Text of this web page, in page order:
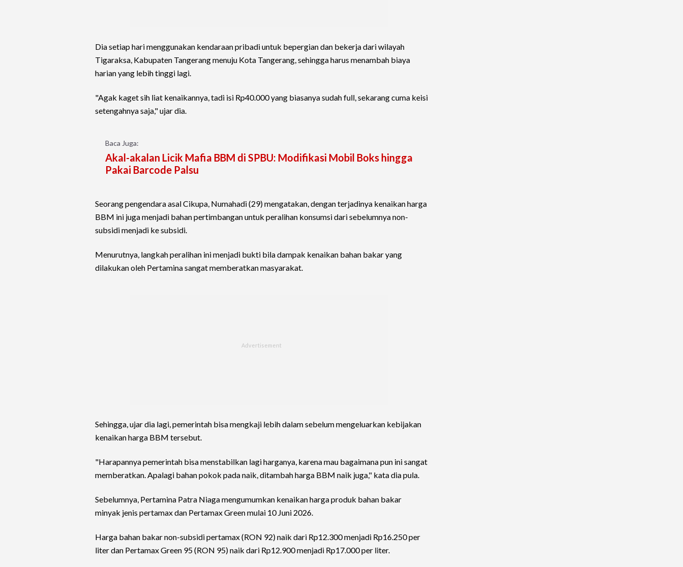
Dia setiap hari menggunakan kendaraan pribadi untuk bepergian dan bekerja dari wilayah
Tigaraksa, Kabupaten Tangerang menuju Kota Tangerang, sehingga harus menambah biaya
harian yang lebih tinggi lagi.
"Agak kaget sih liat kenaikannya, tadi isi Rp40.000 yang biasanya sudah full, sekarang cuma keisi
setengahnya saja," ujar dia.
Baca Juga:
Akal-akalan Licik Mafia BBM di SPBU: Modifikasi Mobil Boks hingga
Pakai Barcode Palsu
Seorang pengendara asal Cikupa, Numahadi (29) mengatakan, dengan terjadinya kenaikan harga
BBM ini juga menjadi bahan pertimbangan untuk peralihan konsumsi dari sebelumnya non-
subsidi menjadi ke subsidi.
Menurutnya, langkah peralihan ini menjadi bukti bila dampak kenaikan bahan bakar yang
dilakukan oleh Pertamina sangat memberatkan masyarakat.
Sehingga, ujar dia lagi, pemerintah bisa mengkaji lebih dalam sebelum mengeluarkan kebijakan
kenaikan harga BBM tersebut.
"Harapannya pemerintah bisa menstabilkan lagi harganya, karena mau bagaimana pun ini sangat
memberatkan. Apalagi bahan pokok pada naik, ditambah harga BBM naik juga," kata dia pula.
Sebelumnya, Pertamina Patra Niaga mengumumkan kenaikan harga produk bahan bakar
minyak jenis pertamax dan Pertamax Green mulai 10 Juni 2026.
Harga bahan bakar non-subsidi pertamax (RON 92) naik dari Rp12.300 menjadi Rp16.250 per
liter dan Pertamax Green 95 (RON 95) naik dari Rp12.900 menjadi Rp17.000 per liter.